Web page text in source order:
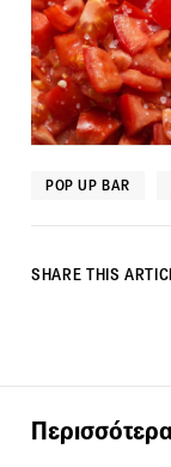
POP UP BAR
SHARE THIS